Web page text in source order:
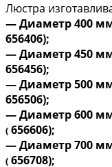
Люстра
— Диаметр 400
656406);
— Диаметр 450
656456);
— Диаметр 500
656506);
— Диаметр 600
( 656606);
— Диаметр 700
( 656708);